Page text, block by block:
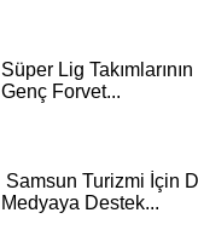
Süper Lig
Genç Forvet...
Samsun Turizmi İçin
Medyaya Destek...